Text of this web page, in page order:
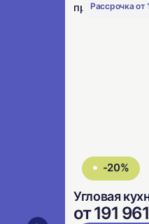
Рассрочка
-20%
Угловая
от 191